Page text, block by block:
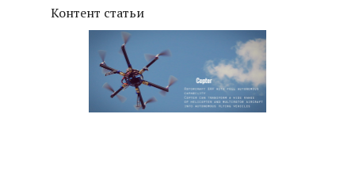
Контент статьи